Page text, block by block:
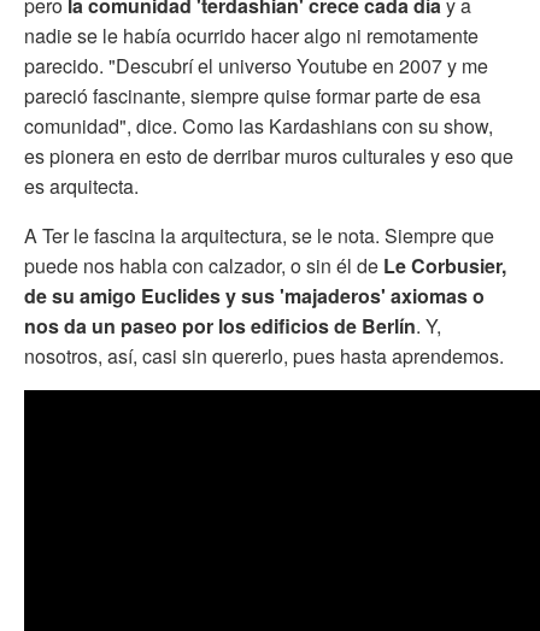
nadie se le había ocurrido hacer algo ni remotamente
parecido. "Descubrí el universo Youtube en 2007 y me
pareció fascinante, siempre quise formar parte de esa
comunidad", dice. Como las Kardashians con su show,
es pionera en esto de derribar muros culturales y eso que
es arquitecta.
A Ter le fascina la arquitectura, se le nota. Siempre que
puede nos habla con calzador, o sin él de Le Corbusier,
de su amigo Euclides y sus 'majaderos' axiomas o
nos da un paseo por los edificios de Berlín. Y,
nosotros, así, casi sin quererlo, pues hasta aprendemos.